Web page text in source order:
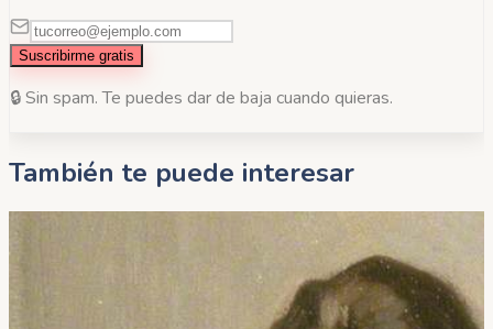
Suscribirme gratis
🔒 Sin spam. Te puedes dar de baja cuando quieras.
También te puede interesar